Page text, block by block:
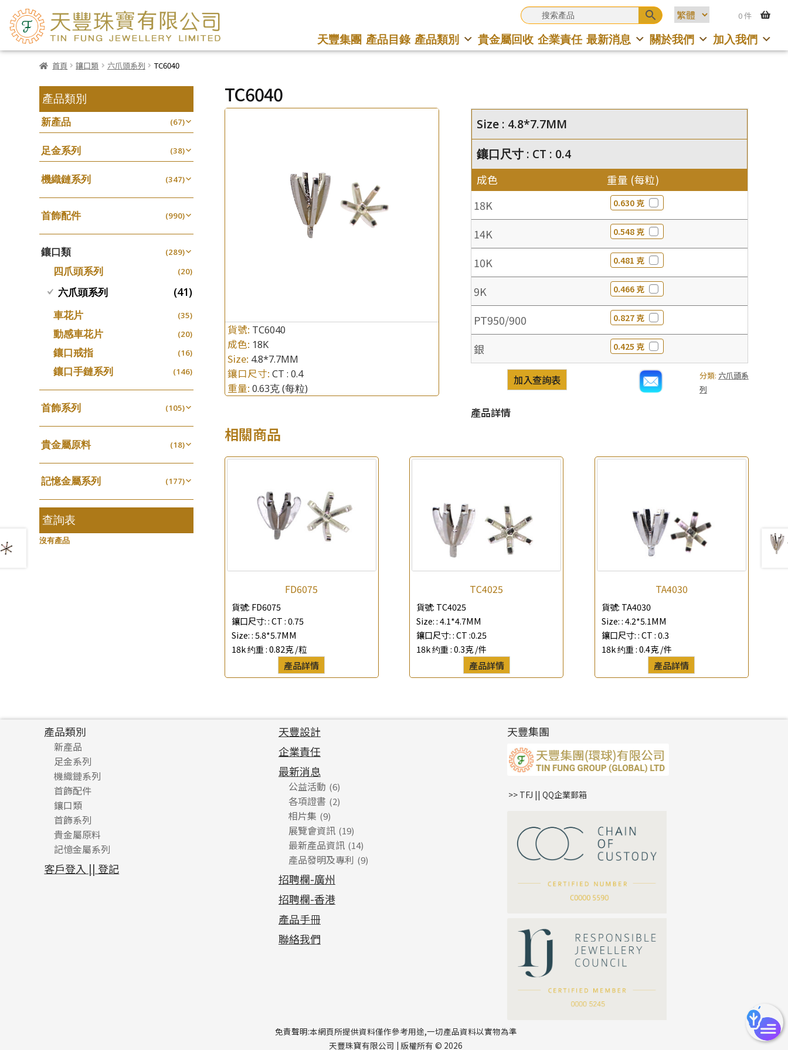
0 件
天豐集團 產品目錄 產品類別 貴金屬回收 企業責任 最新消息 關於我們 加入我們
首頁 鑲口類 六爪頭系列 TC6040
TC6040
產品查詢 ×
*
公司名稱
貨號: TC6040
成色: 18K
Size: 4.8*7.7MM
鑲口尺寸: CT : 0.4
重量: 0.63克(每粒)
Size : 4.8*7.7MM
鑲口尺寸 : CT : 0.4
成色 重量 (每粒)
18K 0.630 克
14K 0.548 克
10K 0.481 克
9K 0.466 克
PT950/900 0.827 克
銀 0.425 克
分類: 六爪頭系
列
加入查詢表
產品詳情
相關商品
FD6075
貨號: FD6075
鑲口尺寸: :CT : 0.75
Size: :5.8*5.7MM
18k 约重 :0.82克 /粒
產品詳情
TC4025
貨號: TC4025
Size: : 4.1*4.7MM
鑲口尺寸: : CT :0.25
18k 约重 :0.3克 /件
產品詳情
TA4030
貨號: TA4030
Size: :4.2*5.1MM
鑲口尺寸: :CT : 0.3
18k 约重 :0.4克 /件
產品詳情
產品類別
新產品 (67)
足金系列 (38)
機織鏈系列 (347)
珠仔鏈 (25)
镶口链 (61)
管狀網鏈 (11)
十字鏈系列 (56)
十字車花鏈系列 (48)
十字閃O鏈系列 (27)
十字錘打鏈系列 (17)
側身車花鏈系列 (8)
側身鏈系列 (9)
肖邦鏈系列 (14)
水波鏈系列 (4)
蛇骨鏈系列 (6)
鏈尾系列 (6)
盒子鏈系列 (6)
嘴唇鏈系列 (3)
竹節鏈系列 (5)
S車花鏈系列
珍珠鏈系列 (3)
首飾配件 (990)
耳環類配件 (341)
卷迫系列 (13)
螺絲迫系列 (15)
梅花迫系列 (19)
平臺迫系列
綫拍系列
美拍系列
耳針系列
耳綫/耳鈎系列 (25)
耳環 (71)
鏈類配件
動感車花吊墜
調節珠系列 (23)
生圈扣系列 (13)
龍蝦扣系列 (93)
鴨俐制系列 (18)
字印牌系列 (21)
字母吊墜 (20)
相盒吊墜 (11)
項鏈吊墜
生肖吊墜 (27)
管扣系列
星座吊墜 (12)
水泡扣 (17)
珠扣
其他類配件 (161)
空心車花管
其他
珠類配件 (39)
無孔光身珠 (7)
空心光身珠 (5)
無孔批花珠 (5)
空心批花珠 (22)
鑲口類 (289)
四爪頭系列 (20)
六爪頭系列 (41)
車花片 (35)
動感車花片 (20)
鑲口戒指 (16)
鑲口手鏈系列 (146)
首飾系列 (105)
手镯系列 (8)
戒指系列 (8)
空心耳環 (27)
空心车花管首饰链 (15)
空心手鐲系列 (8)
牛仔鏈
貴金屬原料 (18)
千足金 (18)
記憶金屬系列 (177)
記憶戒指 (30)
拉簧珠珠手鏈
記憶鈦手鐲
查詢表
沒有產品
*你的名字
公司名稱
產品類別
新產品
足金系列
足金配件
機織鏈系列
珠仔鏈
镶口链
管狀網鏈
十字車花鏈系列
十字閃O鏈系列
十字錘打鏈系列
側身車花鏈系列
首飾配件
耳環類配件
卷迫系列
螺絲迫系列
梅花迫系列
平臺迫系列
綫拍系列
鏈類配件
動感車花吊墜
調節珠系列
生圈扣系列
龍蝦扣系列
其他類配件
珠盤系列
袖口鈕系列
焊片及鐳射綫
珠類配件
無孔光身珠
空心光身珠
鑲口類
四爪頭系列
六爪頭系列
車花片
動感車花片
鑲口戒指
首飾系列
手镯系列
戒指系列
空心耳環
空心车花管首饰链
貴金屬原料
千足金
記憶金屬系列
記憶戒指
拉簧珠珠手鏈
客戶登入 || 登記
天豐設計
企業責任
最新消息
公益活動 (6)
各項證書 (2)
相片集 (9)
展覽會資訊 (19)
最新產品資訊 (14)
產品發明及專利 (9)
招聘欄-廣州
招聘欄-香港
產品手冊
聯絡我們
天豐集團
>> TFJ || QQ企業郵箱
免責聲明:本網頁所提供資料僅作參考用途,一切產品資料以實物為準
天豐珠寶有限公司 | 版權所有 © 2026